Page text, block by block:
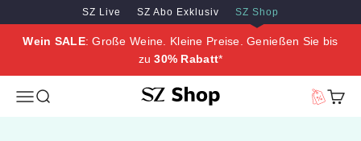
Zum Inhalt springen
Zum Hauptinhalt springen
SZ Live SZ Abo Exklusiv SZ Shop
Wein SALE: Große Weine. Kleine Preise. Genießen Sie bis
zu30% Rabatt*
MenüSuche SZ Erleben